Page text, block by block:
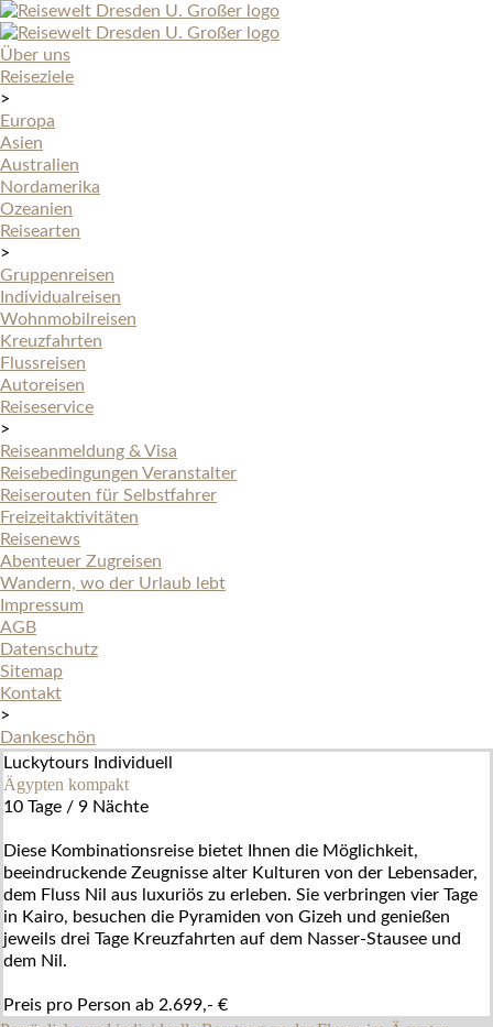
Über uns
Reiseziele
>
Europa
Asien
Australien
Nordamerika
Ozeanien
Reisearten
>
Gruppenreisen
Individualreisen
Wohnmobilreisen
Kreuzfahrten
Flussreisen
Autoreisen
Reiseservice
>
Reiseanmeldung & Visa
Reisebedingungen Veranstalter
Reiserouten für Selbstfahrer
Freizeitaktivitäten
Reisenews
Abenteuer Zugreisen
Wandern, wo der Urlaub lebt
Impressum
AGB
Datenschutz
Sitemap
Kontakt
>
Dankeschön
Luckytours Individuell
Ägypten kompakt
10 Tage / 9 Nächte
Diese Kombinationsreise bietet Ihnen die Möglichkeit,
beeindruckende Zeugnisse alter Kulturen von der Lebensader,
dem Fluss Nil aus luxuriös zu erleben. Sie verbringen vier Tage
in Kairo, besuchen die Pyramiden von Gizeh und genießen
jeweils drei Tage Kreuzfahrten auf dem Nasser-Stausee und
dem Nil.
Preis pro Person ab 2.699,- €